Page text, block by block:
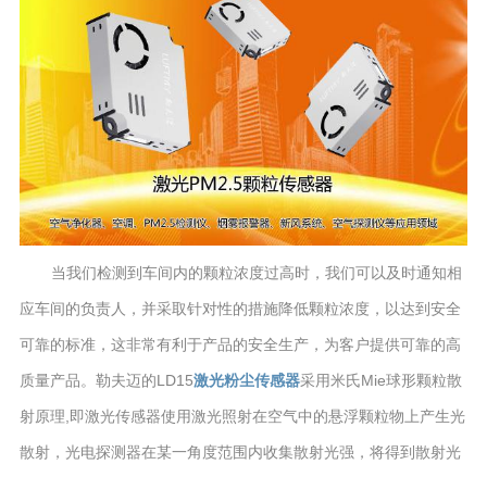
当我们检测到车间内的颗粒浓度过高时，我们可以及时通知相
应车间的负责人，并采取针对性的措施降低颗粒浓度，以达到安全
可靠的标准，这非常有利于产品的安全生产，为客户提供可靠的高
质量产品。勒夫迈的LD15激光粉尘传感器采用米氏Mie球形颗粒散
射原理,即激光传感器使用激光照射在空气中的悬浮颗粒物上产生光
散射，光电探测器在某一角度范围内收集散射光强，将得到散射光